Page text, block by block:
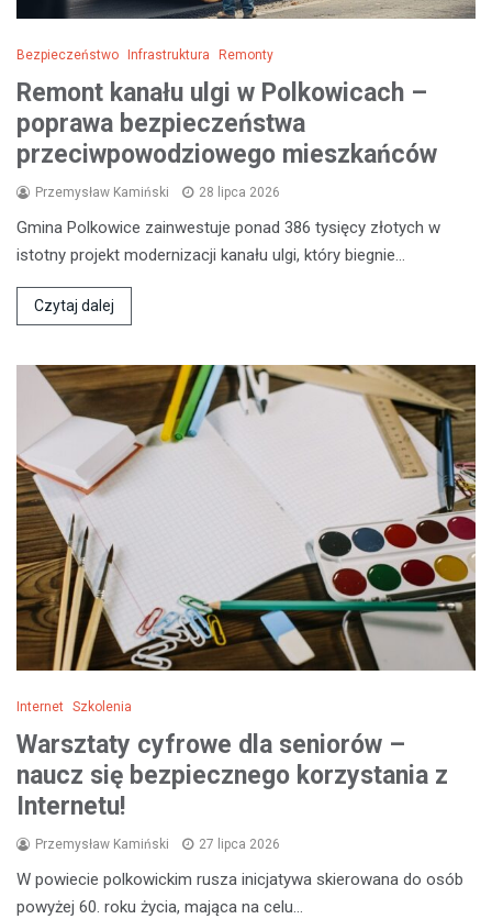
Bezpieczeństwo Infrastruktura Remonty
Remont kanału ulgi w Polkowicach –
poprawa bezpieczeństwa
przeciwpowodziowego mieszkańców
Przemysław Kamiński 28 lipca 2026
Gmina Polkowice zainwestuje ponad 386 tysięcy złotych w
istotny projekt modernizacji kanału ulgi, który biegnie…
Czytaj dalej
Internet Szkolenia
Warsztaty cyfrowe dla seniorów –
naucz się bezpiecznego korzystania z
Internetu!
Przemysław Kamiński 27 lipca 2026
W powiecie polkowickim rusza inicjatywa skierowana do osób
powyżej 60. roku życia, mająca na celu…